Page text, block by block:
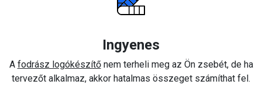
Ingyenes
A fodrász logókészítőnem terheli meg az Ön zsebét, de ha
tervezőt alkalmaz, akkor hatalmas összeget számíthat fel.